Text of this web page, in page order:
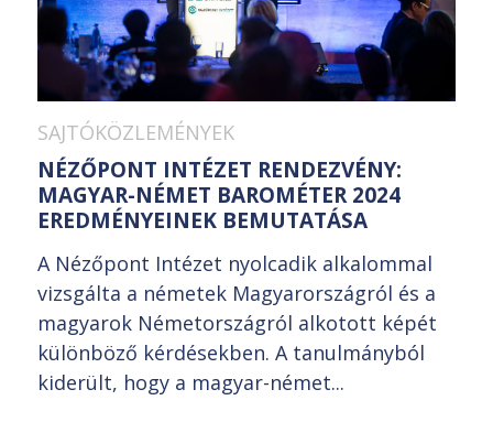
SAJTÓKÖZLEMÉNYEK
NÉZŐPONT INTÉZET RENDEZVÉNY:
MAGYAR-NÉMET BAROMÉTER 2024
EREDMÉNYEINEK BEMUTATÁSA
A Nézőpont Intézet nyolcadik alkalommal
vizsgálta a németek Magyarországról és a
magyarok Németországról alkotott képét
különböző kérdésekben. A tanulmányból
kiderült, hogy a magyar-német...